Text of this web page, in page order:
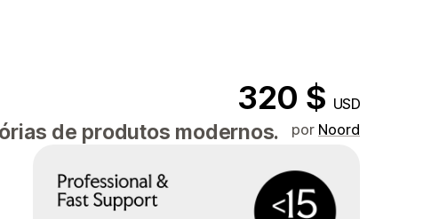
320 $ USD
de produtos modernos. por Noord